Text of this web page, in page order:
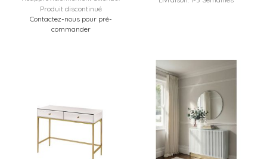
Produit discontinué
Contactez-nous pour pré-
commander